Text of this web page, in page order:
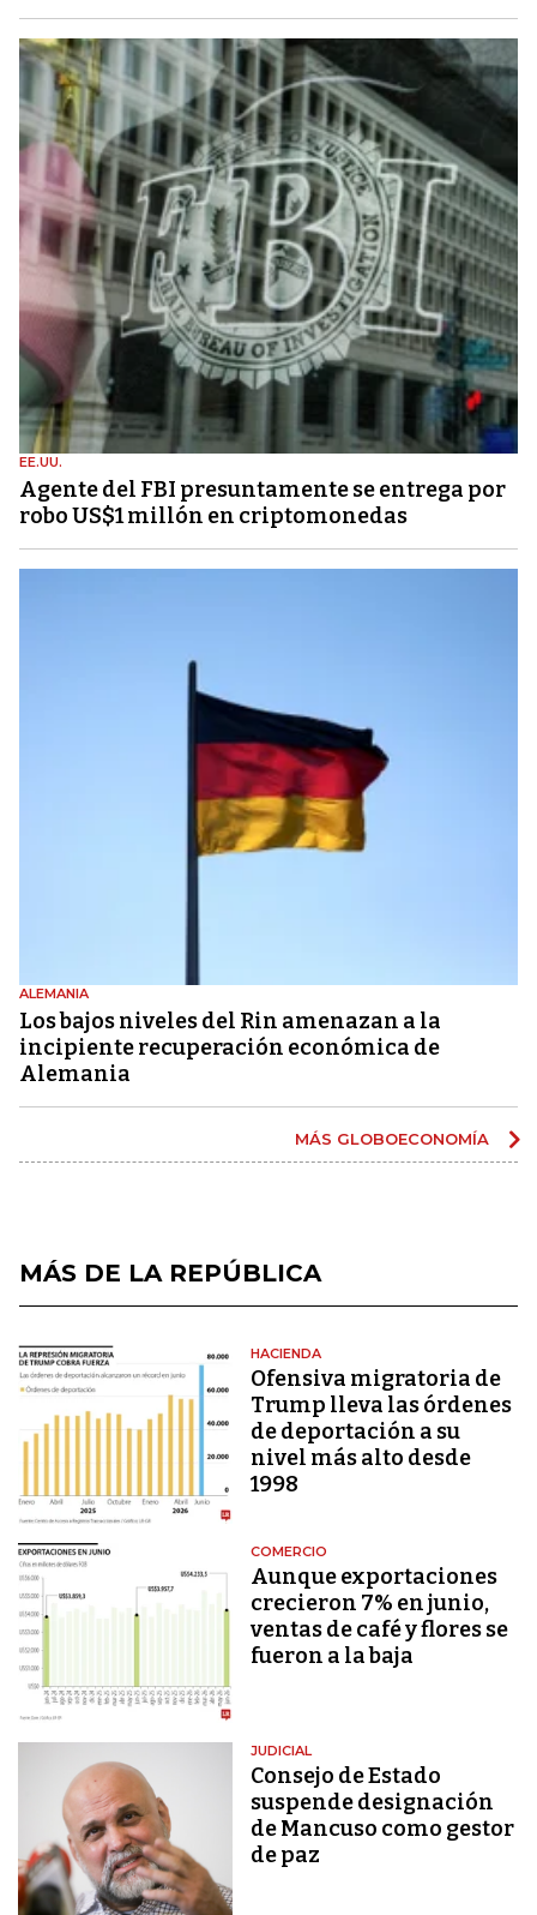
EE.UU.
Agente del FBI presuntamente se entrega por
robo US$1 millón en criptomonedas
ALEMANIA
Los bajos niveles del Rin amenazan a la
incipiente recuperación económica de
Alemania
MÁS GLOBOECONOMÍA
MÁS DE LA REPÚBLICA
HACIENDA
Ofensiva migratoria de
Trump lleva las órdenes
de deportación a su
nivel más alto desde
1998
COMERCIO
Aunque exportaciones
crecieron 7% en junio,
ventas de café y flores se
fueron a la baja
JUDICIAL
Consejo de Estado
suspende designación
de Mancuso como gestor
de paz